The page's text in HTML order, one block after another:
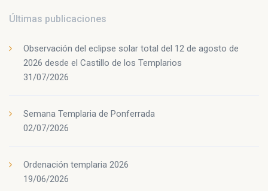
Últimas publicaciones
Observación del eclipse solar total del 12 de agosto de
2026 desde el Castillo de los Templarios
31/07/2026
Semana Templaria de Ponferrada
02/07/2026
Ordenación templaria 2026
19/06/2026